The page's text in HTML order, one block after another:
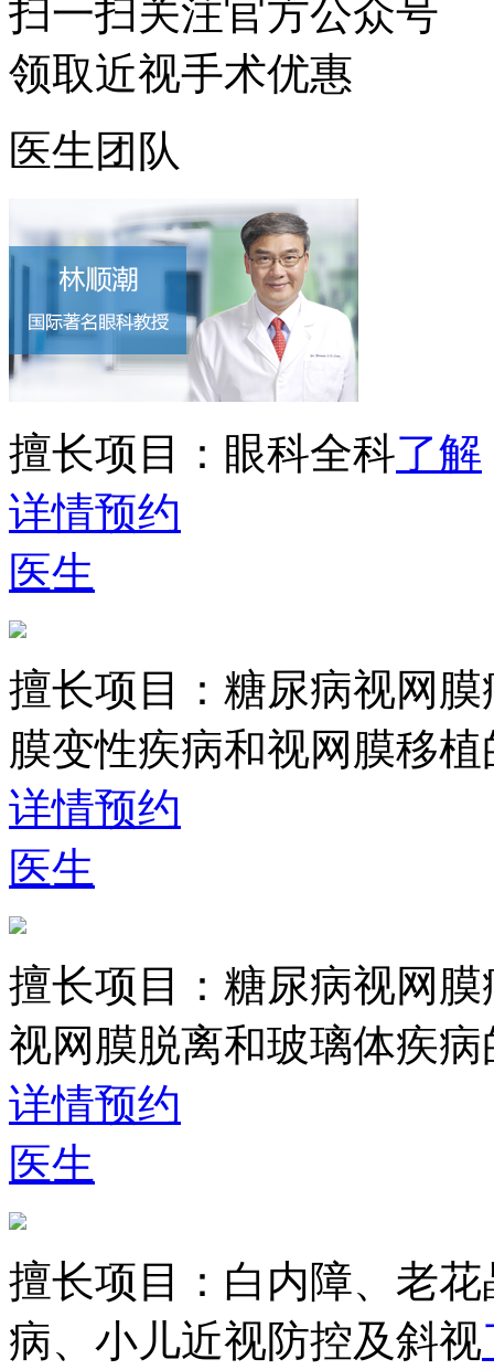
扫一扫关注官方公众号
领取近视手术优惠
医生团队
擅长项目： 眼科全科了解
详情预约
医生
擅长项目： 糖尿病视网
膜变性疾病和视网膜移
详情预约
医生
擅长项目： 糖尿病视网
视网膜脱离和玻璃体疾
详情预约
医生
擅长项目： 白内障、老
病、小儿近视防控及斜视